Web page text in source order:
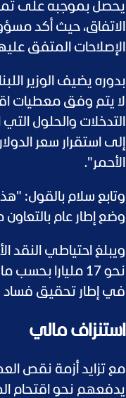
الاتفاق، حيث أكد
الإصلاحات المتفق
بدوره يضيف الوزير
لا يتم وفق معطيات
التدخلات والحلول
إلى استقرار سعر
الأحمر".
وتابع سلام بالقول:
وضع إطار عام
في إطار تحقيق فساد
استنزاف مالي
مع تزايد أزمة نقص
يدفعهم نحو اقتحام